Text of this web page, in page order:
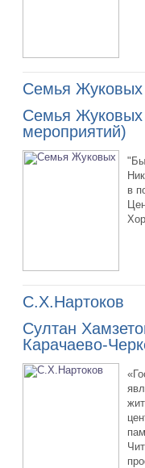
Семья Жуковых
Семья Жуковых
мероприятий)
в
С.Х.Нартоков
Султан
Карачаево-